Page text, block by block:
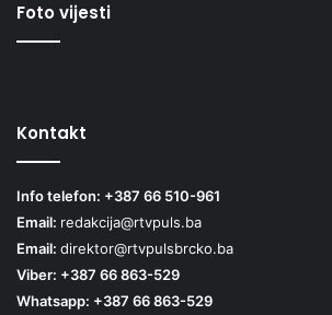
Foto vijesti
Kontakt
Info telefon: +387 66 510-961
Email: redakcija@rtvpuls.ba
Email: direktor@rtvpulsbrcko.ba
Viber: +387 66 863-529
Whatsapp: +387 66 863-529